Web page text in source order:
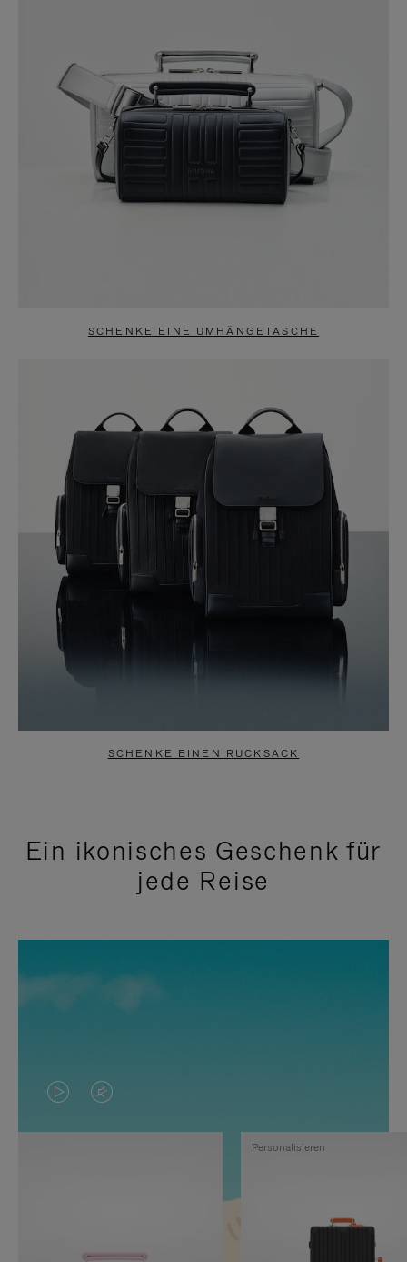
SCHENKE EINE UMHÄNGETASCHE
SCHENKE EINEN RUCKSACK
Ein ikonisches Geschenk für
jede Reise
DAS
VIDEO
VIDEO
IST
Personalisieren